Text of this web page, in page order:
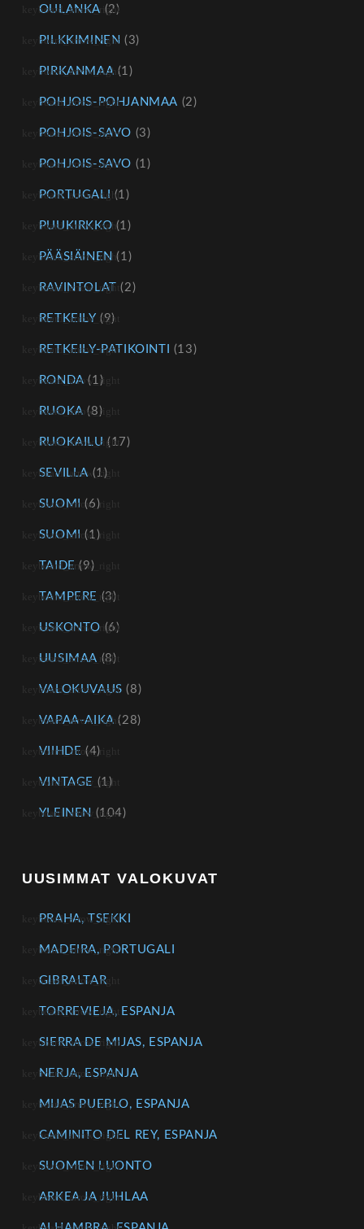
OULANKA (2)
PILKKIMINEN (3)
PIRKANMAA (1)
POHJOIS-POHJANMAA (2)
POHJOIS-SAVO (3)
POHJOIS-SAVO (1)
PORTUGALI (1)
PUUKIRKKO (1)
PÄÄSIÄINEN (1)
RAVINTOLAT (2)
RETKEILY (9)
RETKEILY-PATIKOINTI (13)
RONDA (1)
RUOKA (8)
RUOKAILU (17)
SEVILLA (1)
SUOMI (6)
SUOMI (1)
TAIDE (9)
TAMPERE (3)
USKONTO (6)
UUSIMAA (8)
VALOKUVAUS (8)
VAPAA-AIKA (28)
VIIHDE (4)
VINTAGE (1)
YLEINEN (104)
UUSIMMAT VALOKUVAT
PRAHA, TSEKKI
MADEIRA, PORTUGALI
GIBRALTAR
TORREVIEJA, ESPANJA
SIERRA DE MIJAS, ESPANJA
NERJA, ESPANJA
MIJAS PUEBLO, ESPANJA
CAMINITO DEL REY, ESPANJA
SUOMEN LUONTO
ARKEA JA JUHLAA